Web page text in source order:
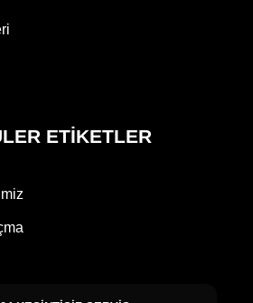
ETIKETLER